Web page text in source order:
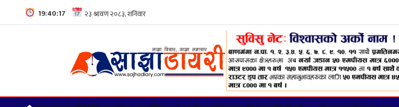
19:40:18